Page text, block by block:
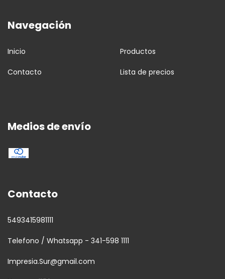
Navegación
Inicio Productos
Contacto Lista de precios
Medios de envío
Contacto
5493415981111
Telefono / Whatsapp - 341-598 1111
Impresia.Sur@gmail.com